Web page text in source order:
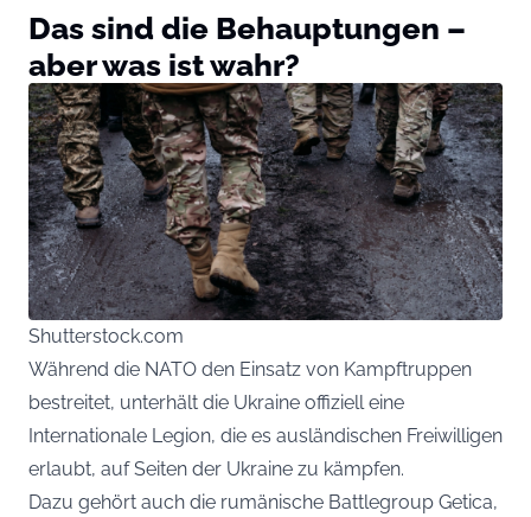
Das sind die Behauptungen –
aber was ist wahr?
Shutterstock.com
Während die NATO den Einsatz von Kampftruppen
bestreitet, unterhält die Ukraine offiziell eine
Internationale Legion, die es ausländischen Freiwilligen
erlaubt, auf Seiten der Ukraine zu kämpfen.
Dazu gehört auch die rumänische Battlegroup Getica,